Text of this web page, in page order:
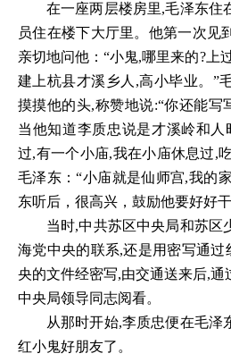
在一座两层楼房里,毛泽东住
员住在楼下大厅里。他第一次见
亲切地问他：“小鬼,哪里来的?上
建上杭县才溪乡人,高小毕业。”
摸摸他的头,称赞地说:“你还能写
当他知道李质忠说是才溪岭和人
过,有一个小庙,我在小庙休息过,
毛泽东：“小庙就是仙师宫,我的
东听后，很高兴，鼓励他要好好干
当时,中共苏区中央局和苏区
海党中央的联系,还是用密写通过
央的文件经密写,由交通送来后,通
中央局领导同志阅看。
从那时开始,李质忠便在毛泽
红小鬼好朋友了。